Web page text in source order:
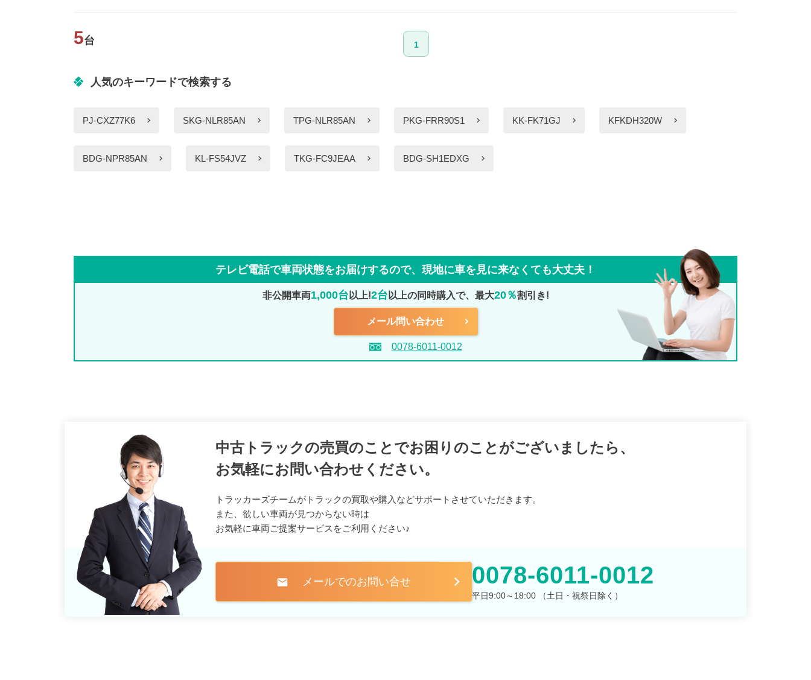
5台 1
人気のキーワードで検索する
PJ-CXZ77K6 SKG-NLR85AN TPG-NLR85AN PKG-FRR90S1 KK-FK71GJ KFKDH320W
BDG-NPR85AN KL-FS54JVZ TKG-FC9JEAA BDG-SH1EDXG
テレビ電話で車両状態をお届けするので、 現地に車を見に来なくても大丈夫！
非公開車両1,000台 以上!2台 以上の同時購入で、最大20％割引き!
メール問い合わせ
0078-6011-0012
中古トラックの売買のことでお困りのことがございましたら、
お気軽にお問い合わせください。
トラッカーズチームがトラックの買取や購入などサポートさせていただきます。
また、欲しい車両が見つからない時は
お気軽に車両ご提案サービスをご利用ください♪
mail メールでのお問い合せ 0078-6011-0012
平日9:00～18:00 （土日・祝祭日除く）